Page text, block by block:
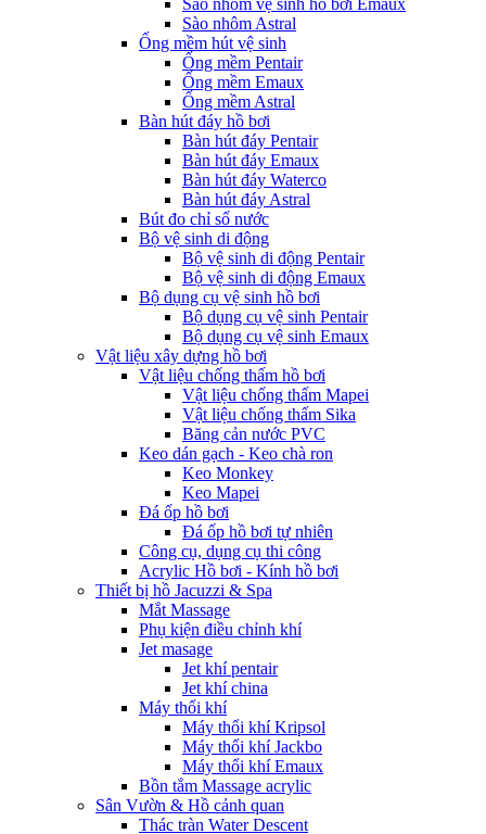
Sào nhôm vệ sinh hồ bơi Emaux
Sào nhôm Astral
Ống mềm hút vệ sinh
Ống mềm Pentair
Ống mềm Emaux
Ống mềm Astral
Bàn hút đáy hồ bơi
Bàn hút đáy Pentair
Bàn hút đáy Emaux
Bàn hút đáy Waterco
Bàn hút đáy Astral
Bút đo chỉ số nước
Bộ vệ sinh di động
Bộ vệ sinh di động Pentair
Bộ vệ sinh di động Emaux
Bộ dụng cụ vệ sinh hồ bơi
Bộ dụng cụ vệ sinh Pentair
Bộ dụng cụ vệ sinh Emaux
Vật liệu xây dựng hồ bơi
Vật liệu chống thấm hồ bơi
Vật liệu chống thấm Mapei
Vật liệu chống thấm Sika
Băng cản nước PVC
Keo dán gạch - Keo chà ron
Keo Monkey
Keo Mapei
Đá ốp hồ bơi
Đá ốp hồ bơi tự nhiên
Công cụ, dụng cụ thi công
Acrylic Hồ bơi - Kính hồ bơi
Thiết bị hồ Jacuzzi & Spa
Mắt Massage
Phụ kiện điều chỉnh khí
Jet masage
Jet khí pentair
Jet khí china
Máy thổi khí
Máy thổi khí Kripsol
Máy thổi khí Jackbo
Máy thổi khí Emaux
Bồn tắm Massage acrylic
Sân Vườn & Hồ cảnh quan
Thác tràn Water Descent